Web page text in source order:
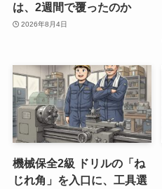
は、2週間で覆ったのか
2026年8月4日
機械保全2級 ドリルの「ね
じれ角」を入口に、工具選